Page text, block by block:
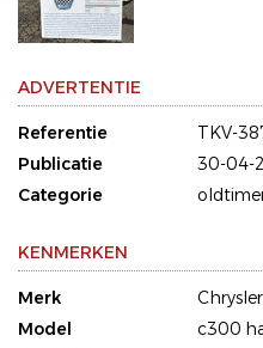
ADVERTENTIE
Referentie
TKV-
Publicatie
30-04-
Categorie
KENMERKEN
Merk
Chrysler
Model
c300